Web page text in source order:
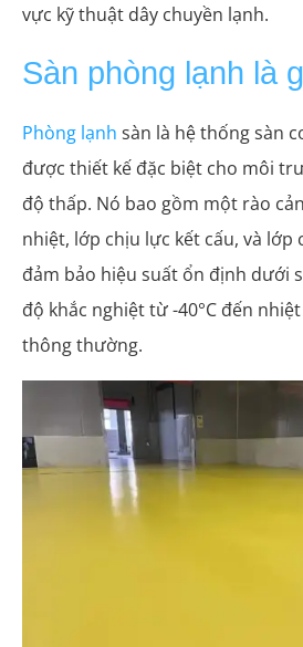
vực kỹ thuật dây chuyền lạnh.
Sàn phòng lạnh là
Phòng lạnh sàn là hệ thống sàn
được thiết kế đặc biệt cho môi
độ thấp. Nó bao gồm một rào
nhiệt, lớp chịu lực kết cấu, và lớp
đảm bảo hiệu suất ổn định dưới
độ khắc nghiệt từ -40°C đến
thông thường.